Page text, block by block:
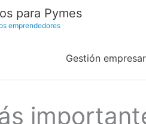
para Pymes
emprendedores
Gestión